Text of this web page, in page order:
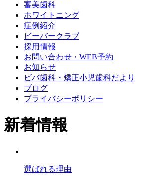
審美歯科
ホワイトニング
症例紹介
ビーバークラブ
採用情報
お問い合わせ・WEB予約
お知らせ
ビバ歯科・矯正小児歯科だより
ブログ
プライバシーポリシー
新着情報
選ばれる理由